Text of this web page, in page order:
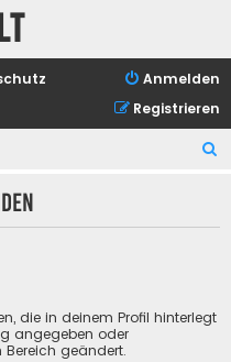
Anmelden
Registrieren
h
die in deinem Profil hinterlegt
angegeben oder
geändert.